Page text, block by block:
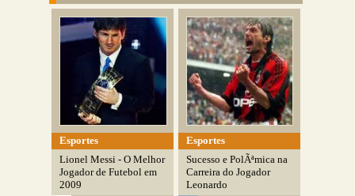
Esportes
Lionel Messi - O Melhor
Jogador de Futebol em
2009
Esportes
Sucesso e PolÃªmica na
Carreira do Jogador
Leonardo